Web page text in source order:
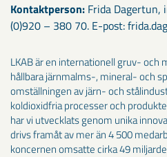
Kontaktperson: Frida Dagertun,
(0)920 – 380 70. E-post:
LKAB är en internationell gruv- och
hållbara järnmalms-, mineral- och
omställningen av järn- och
koldioxidfria processer och
har vi utvecklats genom unika
drivs framåt av mer än 4 500
koncernen omsatte cirka 49